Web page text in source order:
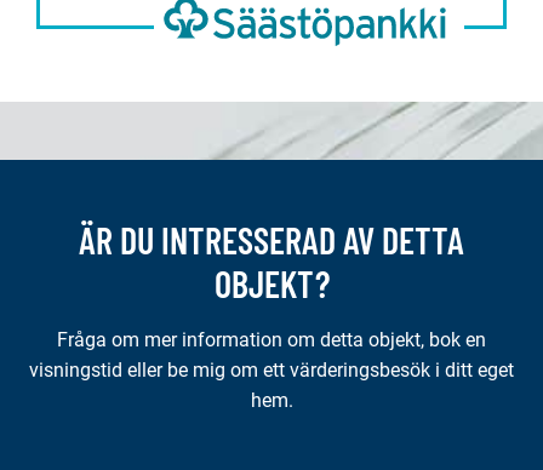
ÄR DU INTRESSERAD AV DETTA
OBJEKT?
Fråga om mer information om detta objekt, bok en
visningstid eller be mig om ett värderingsbesök i ditt eget
hem.